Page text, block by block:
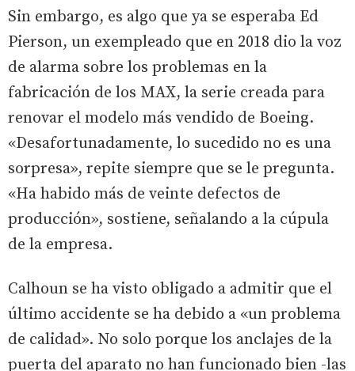
Sin embargo, es algo que ya se esperaba Ed
Pierson, un exempleado que en 2018 dio la voz
de alarma sobre los problemas en la
fabricación de los MAX, la serie creada para
renovar el modelo más vendido de Boeing.
«Desafortunadamente, lo sucedido no es una
sorpresa», repite siempre que se le pregunta.
«Ha habido más de veinte defectos de
producción», sostiene, señalando a la cúpula
de la empresa.
Calhoun se ha visto obligado a admitir que el
último accidente se ha debido a «un problema
de calidad». No solo porque los anclajes de la
puerta del aparato no han funcionado bien -las